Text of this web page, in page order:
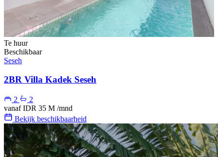
Te huur
Beschikbaar
Seseh
2BR Villa Kadek Seseh
2
2
vanaf IDR 35 M /mnd
Bekijk beschikbaarheid